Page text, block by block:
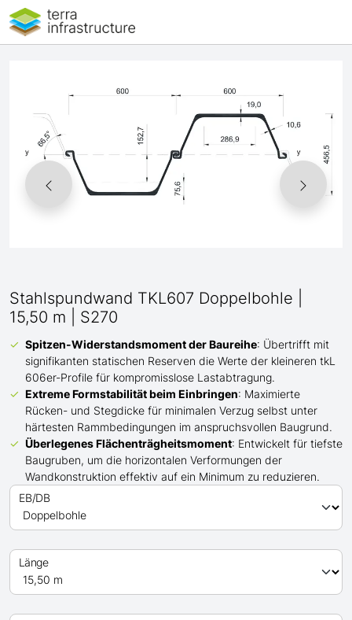
Stahlspundwand TKL607 Doppelbohle |
15,50 m | S270
Spitzen-Widerstandsmoment der Baureihe: Übertrifft mit
signifikanten statischen Reserven die Werte der kleineren tkL
606er-Profile für kompromisslose Lastabtragung.
Extreme Formstabilität beim Einbringen: Maximierte
Rücken- und Stegdicke für minimalen Verzug selbst unter
härtesten Rammbedingungen im anspruchsvollen Baugrund.
Überlegenes Flächenträgheitsmoment: Entwickelt für tiefste
Baugruben, um die horizontalen Verformungen der
Wandkonstruktion effektiv auf ein Minimum zu reduzieren.
EB/DB
Länge